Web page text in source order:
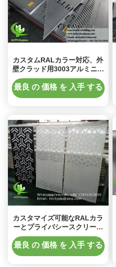
カスタムRALカラー対応、外
壁クラッド用3003アルミニウ
ム合金粉体塗装無垢アルミニ
ウムパネル
最良 の 価格 を 入手 する
カスタマイズ可能なRALカラ
ーとプライバシースクリーン
および壁被覆用のCNCタレッ
トパンチングを備えた粉体塗
装パンチングアルミニウムフ
最良 の 価格 を 入手 する